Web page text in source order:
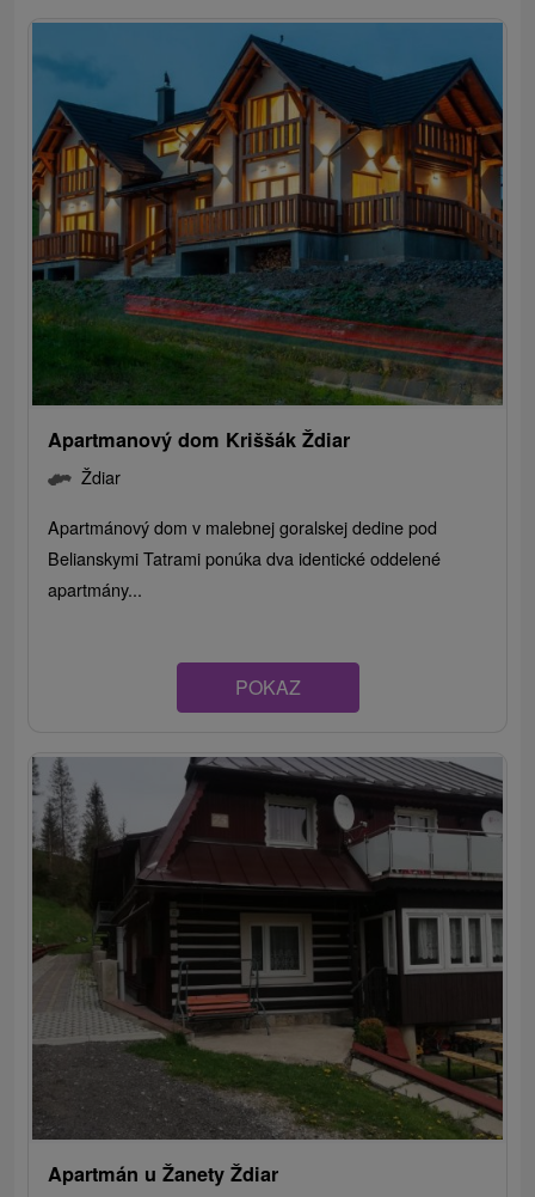
Apartmanový dom Kriššák Ždiar
Ždiar
Apartmánový dom v malebnej goralskej dedine pod
Belianskymi Tatrami ponúka dva identické oddelené
apartmány...
POKAZ
Apartmán u Žanety Ždiar